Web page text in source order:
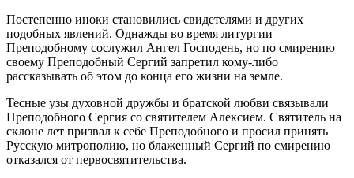
Постепенно иноки становились свидетелями и других
подобных явлений. Однажды во время литургии
Преподобному сослужил Ангел Господень, но по смирению
своему Преподобный Сергий запретил кому-либо
рассказывать об этом до конца его жизни на земле.
Тесные узы духовной дружбы и братской любви связывали
Преподобного Сергия со святителем Алексием. Святитель на
склоне лет призвал к себе Преподобного и просил принять
Русскую митрополию, но блаженный Сергий по смирению
отказался от первосвятительства.